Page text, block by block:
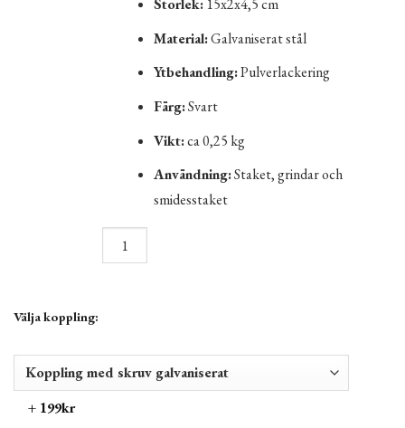
Storlek: 15x2x4,5 cm
Material:Galvaniserat stål
Ytbehandling:Pulverlackering
Färg:Svart
Vikt:ca 0,25 kg
Användning:Staket, grindar och
smidesstaket
Välja koppling:
+ 199kr